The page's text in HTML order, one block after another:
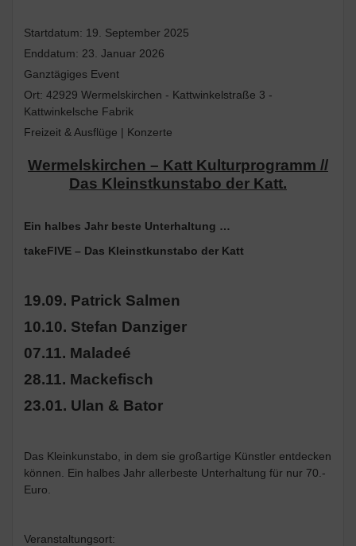
Startdatum: 19. September 2025
Enddatum: 23. Januar 2026
Ganztägiges Event
Ort: 42929 Wermelskirchen - Kattwinkelstraße 3 -
Kattwinkelsche Fabrik
Freizeit & Ausflüge | Konzerte
Wermelskirchen – Katt Kulturprogramm //
Das Kleinstkunstabo der Katt.
Ein halbes Jahr beste Unterhaltung …
takeFIVE – Das Kleinstkunstabo der Katt
19.09. Patrick Salmen
10.10. Stefan Danziger
07.11. Maladeé
28.11. Mackefisch
23.01. Ulan & Bator
Das Kleinkunstabo, in dem sie großartige Künstler entdecken
können. Ein halbes Jahr allerbeste Unterhaltung für nur 70.-
Euro.
Veranstaltungsort: